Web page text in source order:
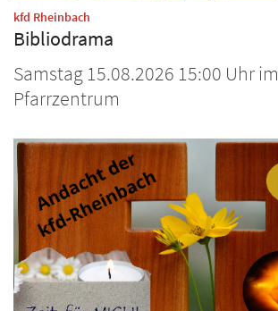
kfd Rheinbach
Bibliodrama
Samstag 15.08.2026 15:00 Uhr im
Pfarrzentrum